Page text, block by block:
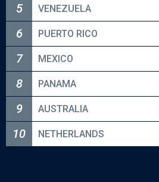
2026.9.21 - 9.27
5 VENEZUELA
6 PUERTO RICO
7 MEXICO
8 PANAMA
9 AUSTRALIA
10 NETHERLANDS